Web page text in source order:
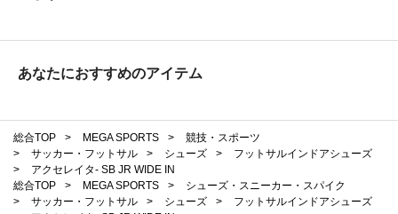
あなたにおすすめのアイテム
総合TOP > MEGA SPORTS >
競技・スポーツ
>
サッカー・フットサル > シューズ >
フットサルインドアシューズ
>
アクセレイタ- SB JR WIDE IN
総合TOP
> MEGA SPORTS >
シューズ・スニーカー・スパイク
>
サッカー・フットサル > シューズ >
フットサルインドアシューズ